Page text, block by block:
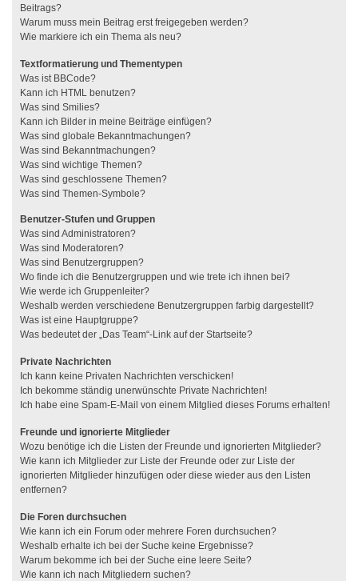
Beitrags?
Warum muss mein Beitrag erst freigegeben werden?
Wie markiere ich ein Thema als neu?
Textformatierung und Thementypen
Was ist BBCode?
Kann ich HTML benutzen?
Was sind Smilies?
Kann ich Bilder in meine Beiträge einfügen?
Was sind globale Bekanntmachungen?
Was sind Bekanntmachungen?
Was sind wichtige Themen?
Was sind geschlossene Themen?
Was sind Themen-Symbole?
Benutzer-Stufen und Gruppen
Was sind Administratoren?
Was sind Moderatoren?
Was sind Benutzergruppen?
Wo finde ich die Benutzergruppen und wie trete ich ihnen bei?
Wie werde ich Gruppenleiter?
Weshalb werden verschiedene Benutzergruppen farbig dargestellt?
Was ist eine Hauptgruppe?
Was bedeutet der „Das Team“-Link auf der Startseite?
Private Nachrichten
Ich kann keine Privaten Nachrichten verschicken!
Ich bekomme ständig unerwünschte Private Nachrichten!
Ich habe eine Spam-E-Mail von einem Mitglied dieses Forums erhalten!
Freunde und ignorierte Mitglieder
Wozu benötige ich die Listen der Freunde und ignorierten Mitglieder?
Wie kann ich Mitglieder zur Liste der Freunde oder zur Liste der
ignorierten Mitglieder hinzufügen oder diese wieder aus den Listen
entfernen?
Die Foren durchsuchen
Wie kann ich ein Forum oder mehrere Foren durchsuchen?
Weshalb erhalte ich bei der Suche keine Ergebnisse?
Warum bekomme ich bei der Suche eine leere Seite?
Wie kann ich nach Mitgliedern suchen?